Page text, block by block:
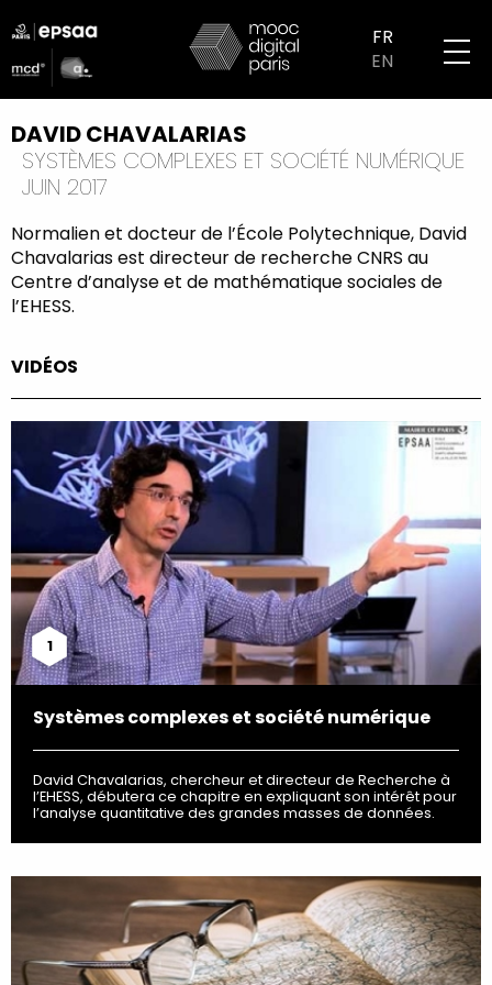
au
contenu
principal
logo
partenaires
mobile
FR
EN
DAVID CHAVALARIAS
SYSTÈMES COMPLEXES ET SOCIÉTÉ NUMÉRIQUE
JUIN 2017
Normalien et docteur de l’École Polytechnique, David
Chavalarias est directeur de recherche CNRS au
Centre d’analyse et de mathématique sociales de
l’EHESS.
VIDÉOS
1
Systèmes complexes et société numérique
David Chavalarias, chercheur et directeur de Recherche à
l’EHESS, débutera ce chapitre en expliquant son intérêt pour
l’analyse quantitative des grandes masses de données.